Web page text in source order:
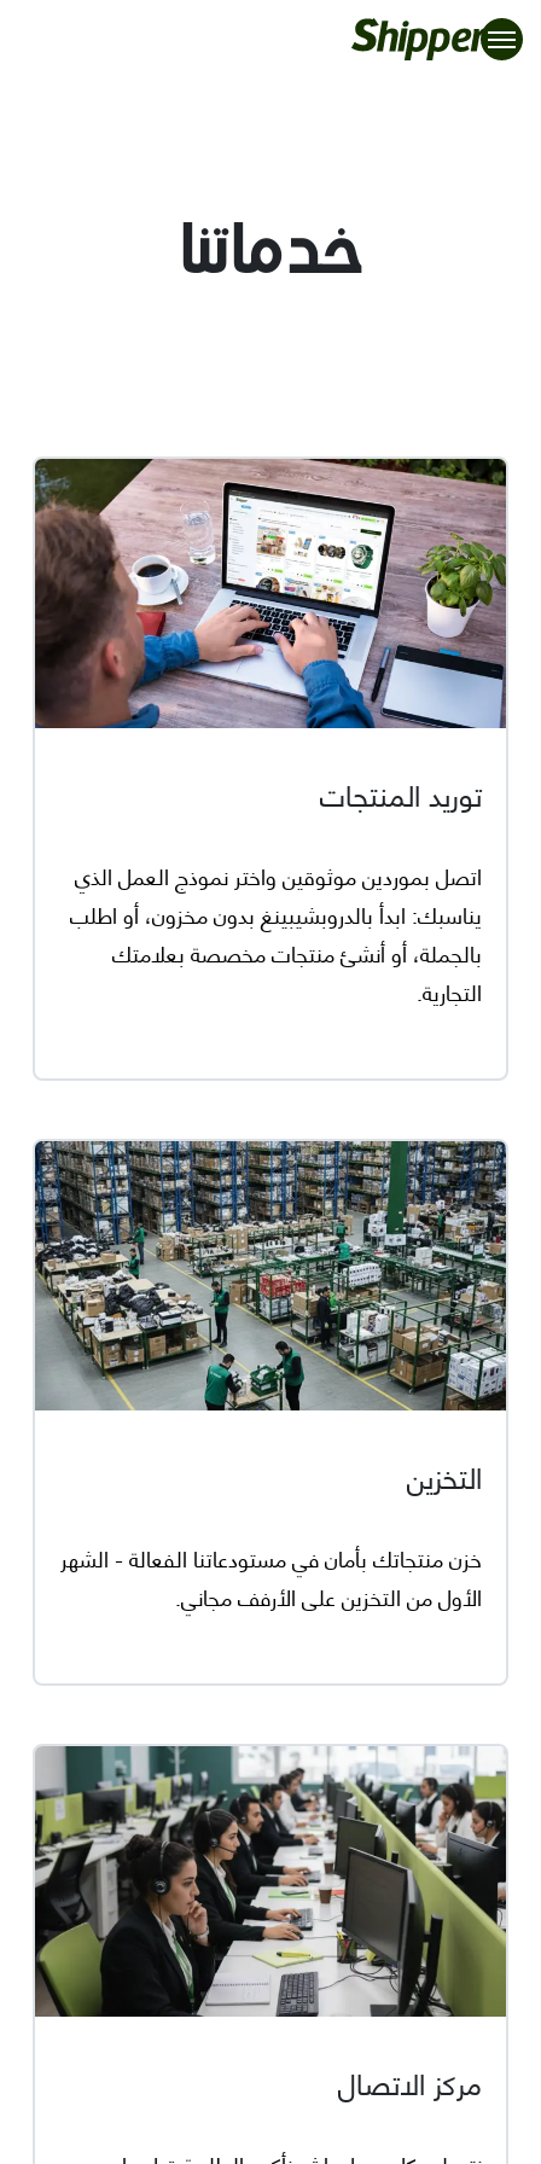
خدماتنا
توريد المنتجات
اتصل بموردين موثوقين واختر نموذج العمل الذي
يناسبك: ابدأ بالدروبشيبينغ بدون مخزون، أو اطلب
بالجملة، أو أنشئ منتجات مخصصة بعلامتك
التجارية.
التخزين
خزن منتجاتك بأمان في مستودعاتنا الفعالة - الشهر
الأول من التخزين على الأرفف مجاني.
مركز الاتصال